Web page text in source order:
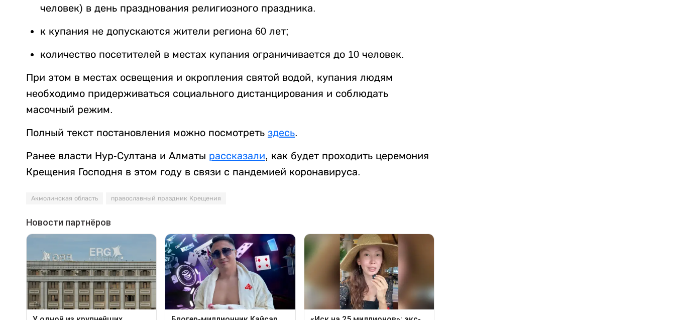
человек) в день празднования религиозного праздника.
к купания не допускаются жители региона 60 лет;
количество посетителей в местах купания ограничивается до 10 человек.
При этом в местах освещения и окропления святой водой, купания людям
необходимо придерживаться социального дистанцирования и соблюдать
масочный режим.
Полный текст постановления можно посмотреть здесь.
Ранее власти Нур-Султана и Алматы рассказали, как будет проходить церемония
Крещения Господня в этом году в связи с пандемией коронавируса.
Акмолинская область православный праздник Крещения